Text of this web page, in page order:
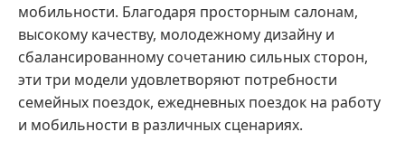
мобильности. Благодаря просторным салонам,
высокому качеству, молодежному дизайну и
сбалансированному сочетанию сильных сторон,
эти три модели удовлетворяют потребности
семейных поездок, ежедневных поездок на работу
и мобильности в различных сценариях.